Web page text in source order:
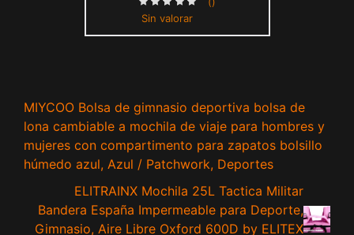
Sin valorar
MIYCOO Bolsa de gimnasio deportiva bolsa de
lona cambiable a mochila de viaje para hombres y
mujeres con compartimento para zapatos bolsillo
húmedo azul, Azul / Patchwork, Deportes
ELITRAINX Mochila 25L Tactica Militar
Bandera España Impermeable para Deporte,
Gimnasio, Aire Libre Oxford 600D by ELITEX